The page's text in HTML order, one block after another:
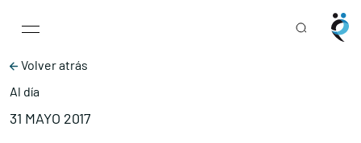
Main Navigation
Volver atrás
Al día
31 MAYO 2017